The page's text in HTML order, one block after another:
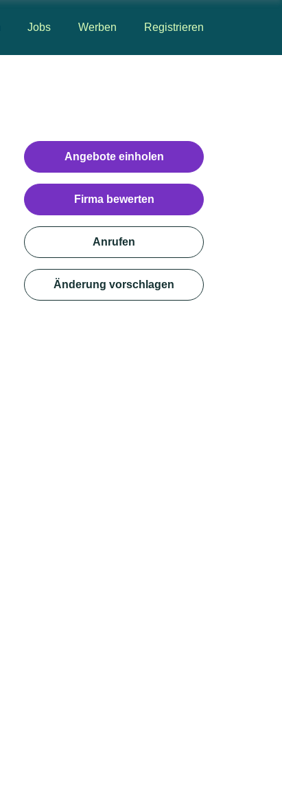
Jobs Werben Registrieren
Angebote einholen
Firma bewerten
Anrufen
Änderung vorschlagen